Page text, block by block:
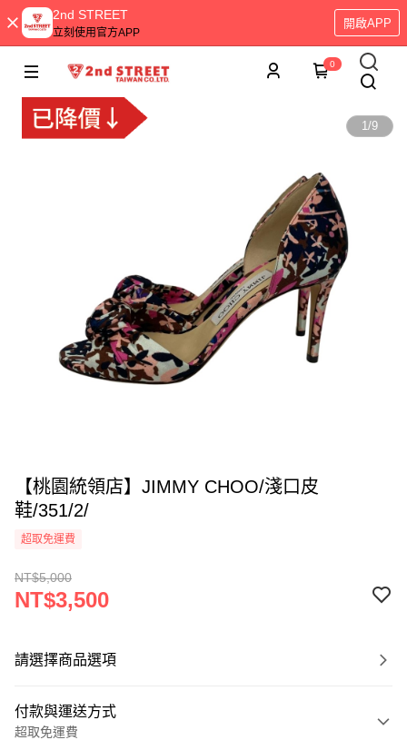
2nd STREET
立刻使用官方APP
開啟APP
0
1/9
【桃園統領店】JIMMY CHOO/淺口皮
鞋/351/2/
超取免運費
NT$5,000
NT$3,500
請選擇商品選項
付款與運送方式
超取免運費